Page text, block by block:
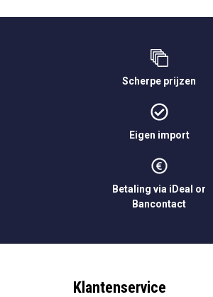
Scherpe prijzen
Eigen import
Betaling via iDeal or
Bancontact
Klantenservice